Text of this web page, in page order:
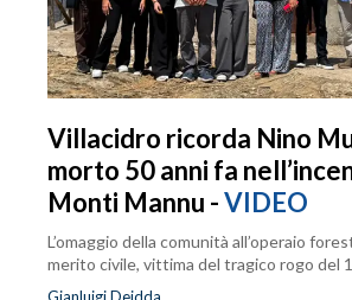
Villacidro ricorda Nino
morto 50 anni fa
Monti Mannu -VIDEO
L’omaggio della comunità all’operaio
merito civile, vittima del tragico rogo del